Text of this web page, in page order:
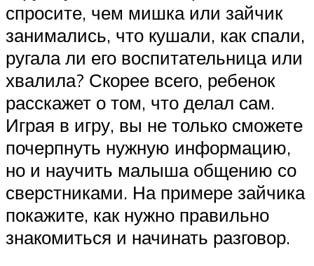
спросите, чем мишка или зайчик
занимались, что кушали, как спали,
ругала ли его воспитательница или
хвалила? Скорее всего, ребенок
расскажет о том, что делал сам.
Играя в игру, вы не только сможете
почерпнуть нужную информацию,
но и научить малыша общению со
сверстниками. На примере зайчика
покажите, как нужно правильно
знакомиться и начинать разговор.